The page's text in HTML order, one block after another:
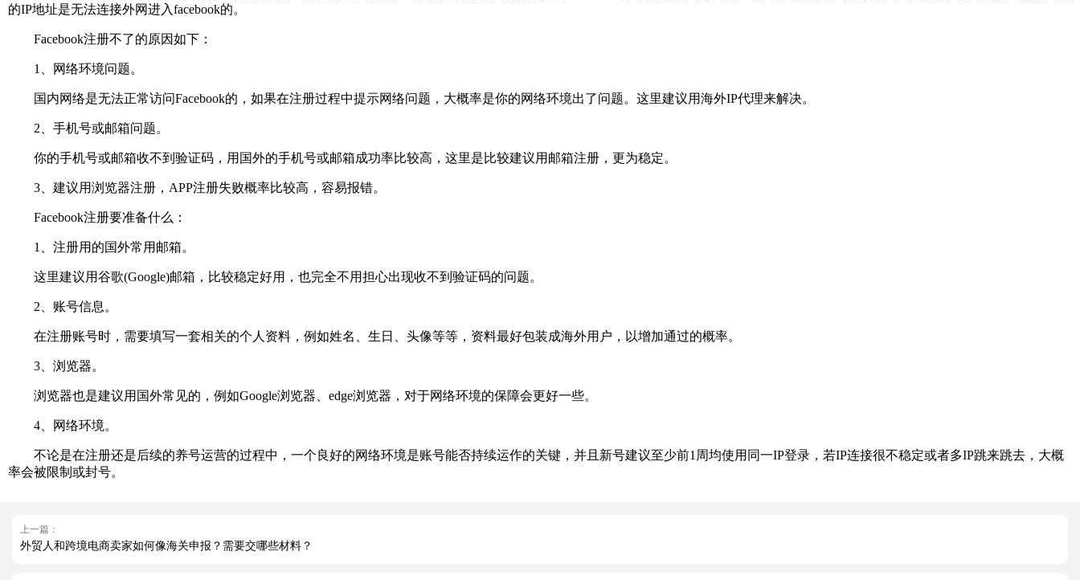
的IP地址是无法连接外网进入facebook的。
Facebook注册不了的原因如下：
1、网络环境问题。
国内网络是无法正常访问Facebook的，如果在注册过程中提示网络问题，大概率是你的网络环境出了问题。这里建议用海外IP代理来解决。
2、手机号或邮箱问题。
你的手机号或邮箱收不到验证码，用国外的手机号或邮箱成功率比较高，这里是比较建议用邮箱注册，更为稳定。
3、建议用浏览器注册，APP注册失败概率比较高，容易报错。
Facebook注册要准备什么：
1、注册用的国外常用邮箱。
这里建议用谷歌(Google)邮箱，比较稳定好用，也完全不用担心出现收不到验证码的问题。
2、账号信息。
在注册账号时，需要填写一套相关的个人资料，例如姓名、生日、头像等等，资料最好包装成海外用户，以增加通过的概率。
3、浏览器。
浏览器也是建议用国外常见的，例如Google浏览器、edge浏览器，对于网络环境的保障会更好一些。
4、网络环境。
不论是在注册还是后续的养号运营的过程中，一个良好的网络环境是账号能否持续运作的关键，并且新号建议至少前1周均使用同一IP登录，若IP连接很不稳定或者多IP跳来跳去，大概
率会被限制或封号。
上一篇：
外贸人和跨境电商卖家如何像海关申报？需要交哪些材料？